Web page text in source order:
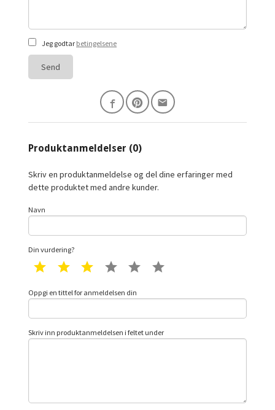
Jeg godtar betingelsene
Send
Produktanmeldelser (0)
Skriv en produktanmeldelse og del dine erfaringer med
dette produktet med andre kunder.
Navn
Din vurdering?
1 star 2 star 3 star 4 star 5 star
Oppgi en tittel for anmeldelsen din
Skriv inn produktanmeldelsen i feltet under